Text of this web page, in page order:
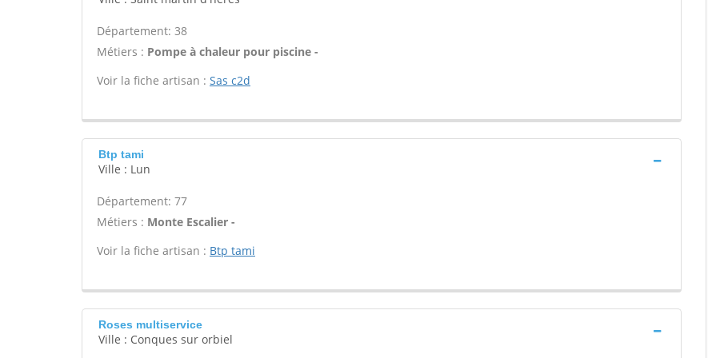
Département: 38
Métiers : Pompe à chaleur pour piscine -
Voir la fiche artisan : Sas c2d
Btp tami
Ville : Lun
Département: 77
Métiers : Monte Escalier -
Voir la fiche artisan : Btp tami
Roses multiservice
Ville : Conques sur orbiel